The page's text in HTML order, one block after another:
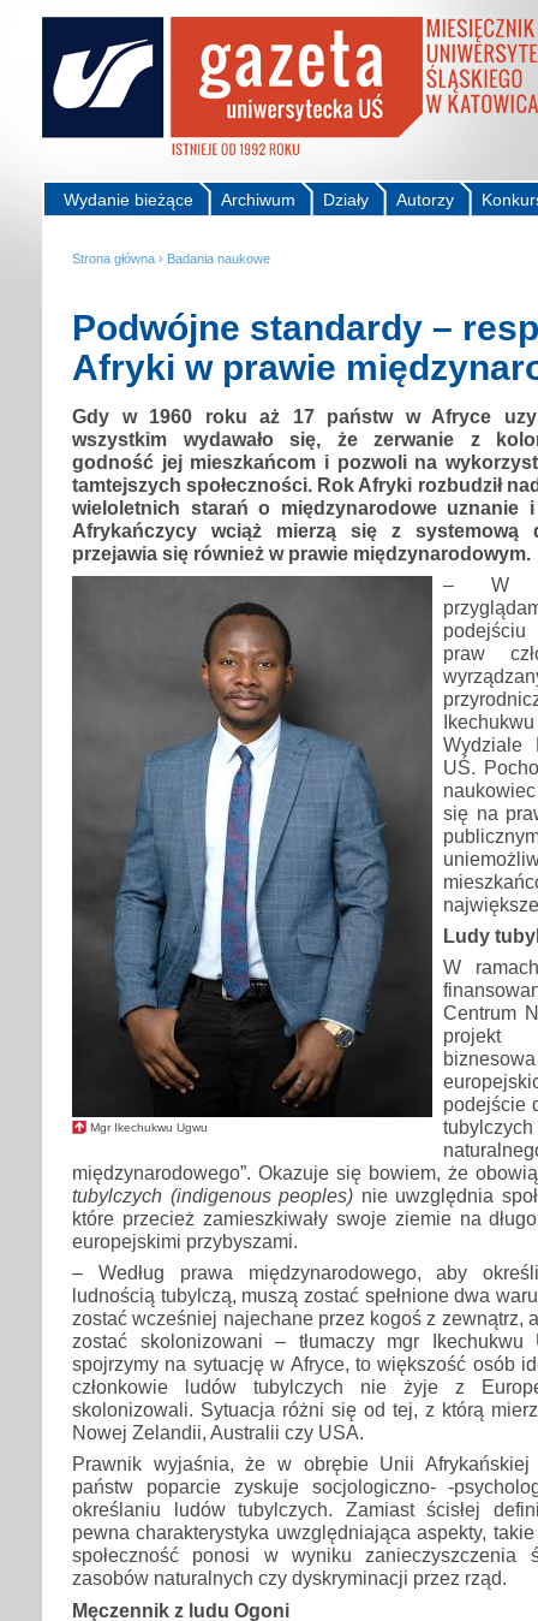
Autorzy
Działy
Archiwum
Wydanie bieżące
Strona główna › Badania naukowe
Podwójne standardy –
Afryki w prawie
Gdy w 1960 roku aż 17 państw w Afryce
wszystkim wydawało się, że zerwanie z
godność jej mieszkańcom i pozwoli na
tamtejszych społeczności. Rok Afryki rozbudził
wieloletnich starań o międzynarodowe uznanie
Afrykańczycy wciąż mierzą się z systemową
przejawia się również w prawie międzynarodowym.
Mgr Ikechukwu Ugwu
– W
praw
Wydziale
UŚ.
się na
Ludy
W
Centrum
projekt
podejście
międzynarodowego”. Okazuje się bowiem, że
tubylczych (indigenous peoples) nie uwzględnia
które przecież zamieszkiwały swoje ziemie na
europejskimi przybyszami.
– Według prawa międzynarodowego, aby
ludnością tubylczą, muszą zostać spełnione dwa
zostać wcześniej najechane przez kogoś z zewnątrz,
zostać skolonizowani – tłumaczy mgr
spojrzymy na sytuację w Afryce, to większość osób
członkowie ludów tubylczych nie żyje z
skolonizowali. Sytuacja różni się od tej, z którą
Nowej Zelandii, Australii czy USA.
Prawnik wyjaśnia, że w obrębie Unii
państw poparcie zyskuje socjologiczno- -
określaniu ludów tubylczych. Zamiast ścisłej
pewna charakterystyka uwzględniająca aspekty,
społeczność ponosi w wyniku zanieczyszczenia
zasobów naturalnych czy dyskryminacji przez rząd.
Męczennik z ludu Ogoni